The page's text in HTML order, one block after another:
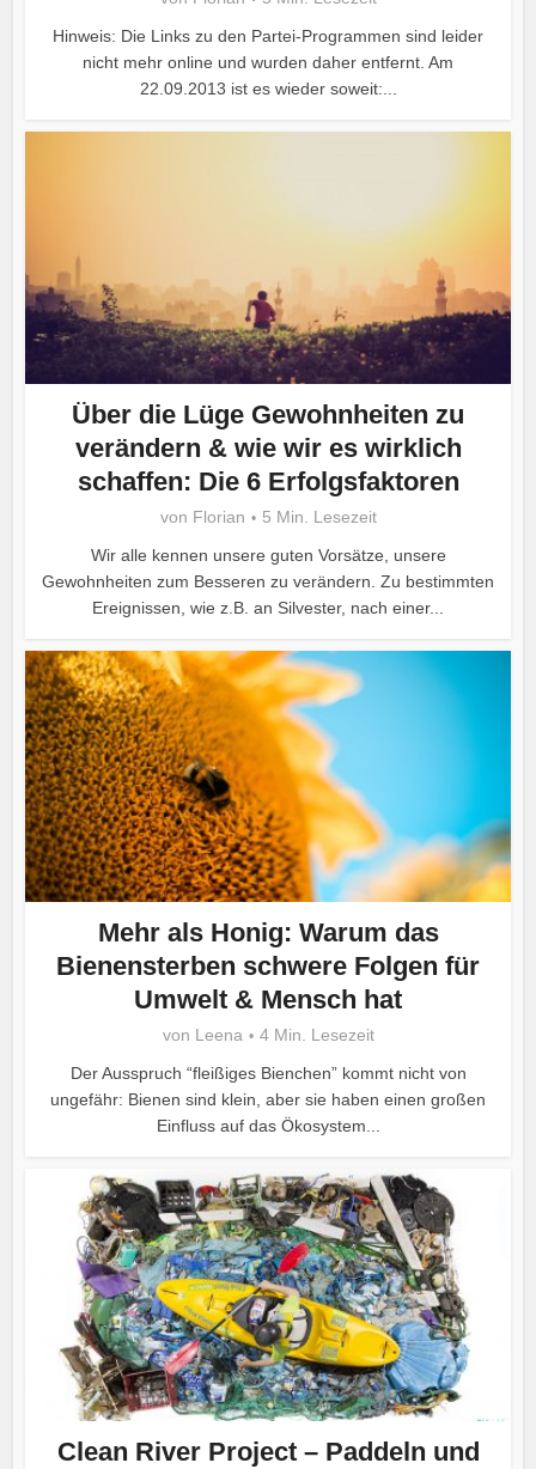
Hinweis: Die Links zu den Partei-Programmen sind leider
nicht mehr online und wurden daher entfernt. Am
22.09.2013 ist es wieder soweit:...
Über die Lüge Gewohnheiten zu
verändern & wie wir es wirklich
schaffen: Die 6 Erfolgsfaktoren
von Florian
5 Min. Lesezeit
Wir alle kennen unsere guten Vorsätze, unsere
Gewohnheiten zum Besseren zu verändern. Zu bestimmten
Ereignissen, wie z.B. an Silvester, nach einer...
Mehr als Honig: Warum das
Bienensterben schwere Folgen für
Umwelt & Mensch hat
von Leena
4 Min. Lesezeit
Der Ausspruch “fleißiges Bienchen” kommt nicht von
ungefähr: Bienen sind klein, aber sie haben einen großen
Einfluss auf das Ökosystem...
Clean River Project – Paddeln und